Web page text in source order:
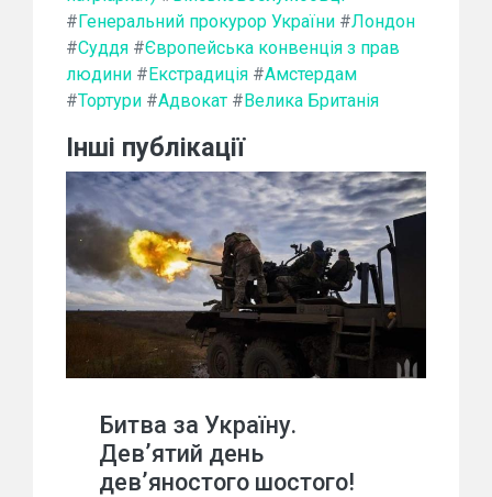
# Генеральний прокурор України #Лондон
#Суддя #Європейська конвенція з прав
людини # Екстрадиція #Амстердам
#Тортури #Адвокат # Велика Британія
Інші публікації
Битва за Україну.
Дев’ятий день
дев’яностого шостого!